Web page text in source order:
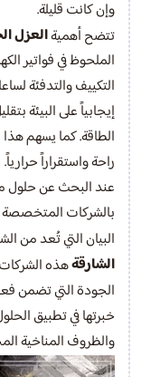
وإن كانت قليلة.
تتضح أهميةالعزل
الملحوظ في فواتير
التكييف والتدفئة
إيجابياً على البيئة
الطاقة. كما يسهم هذا
راحة واستقراراً حرارياً.
عند البحث عن حلول
بالشركات المتخصصة
البيان التي تُعد من
الشارقةهذه
الجودة التي تضمن
خبرتها في تطبيق
والظروف المناخية